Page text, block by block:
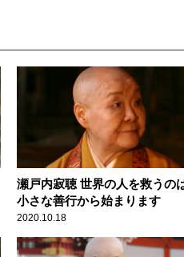
瀬戸内寂聴 世界の人を救うの
小さな善行から始まります
2020.10.18